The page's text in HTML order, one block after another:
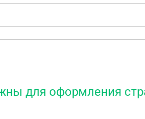
для оформления